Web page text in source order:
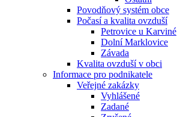
Povodňový systém obce
Počasí a kvalita ovzduší
Petrovice u Karviné
Dolní Marklovice
Závada
Kvalita ovzduší v obci
Informace pro podnikatele
Veřejné zakázky
Vyhlášené
Zadané